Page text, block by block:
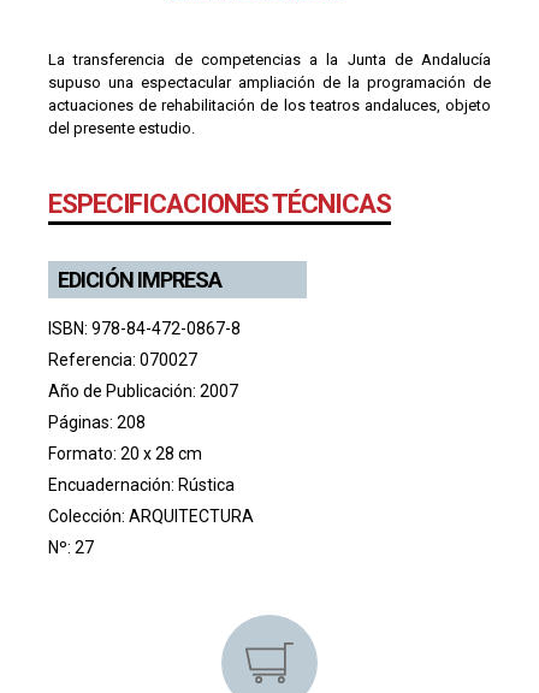
La transferencia de competencias a la Junta de Andalucía
supuso una espectacular ampliación de la programación de
actuaciones de rehabilitación de los teatros andaluces, objeto
del presente estudio.
ESPECIFICACIONES TÉCNICAS
EDICIÓN IMPRESA
ISBN: 978-84-472-0867-8
Referencia: 070027
Año de Publicación: 2007
Páginas: 208
Formato: 20 x 28 cm
Encuadernación: Rústica
Colección: ARQUITECTURA
Nº: 27